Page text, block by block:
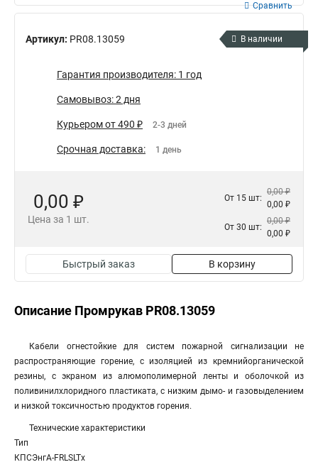
Артикул: PR08.13059
Сравнить
В наличии
Гарантия производителя: 1 год
Самовывоз: 2 дня
Курьером от 490 ₽ 2-3 дней
Срочная доставка: 1 день
0,00 ₽
Цена за 1 шт.
От 15 шт:
0,00 ₽
0,00 ₽
От 30 шт:
0,00 ₽
0,00 ₽
Быстрый заказ В корзину
Описание Промрукав PR08.13059
Кабели огнестойкие для систем пожарной сигнализации не
распространяющие горение, с изоляцией из кремнийорганической
резины, с экраном из алюмополимерной ленты и оболочкой из
поливинилхлоридного пластиката, с низким дымо- и газовыделением
и низкой токсичностью продуктов горения.
Технические характеристики
Тип
КПСЭнгА-FRLSLTx